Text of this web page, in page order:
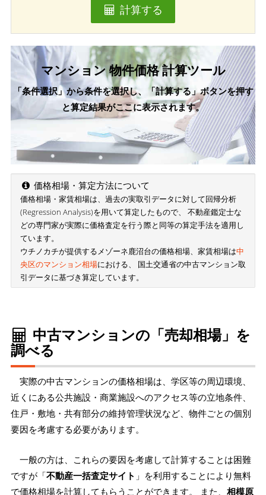
計算する
マンション 物件価格 計算ツール
「条件選択」から条件を選択し、「計算する」ボタンを押す
と算定結果がここに表示されます。
価格相場・算定方法について
価格相場・家賃相場は、過去の実取引データに対して回帰分析
(Regression Analysis)を用いて算定したもので、 不動産鑑定士な
どの専門家が実際に価格査定を行う際と同等の算定手法を適用し
ています。
ウチノカチが提供するメゾーネ鹿沼台の価格相場、家賃相場は中
央区のマンション相場における、 国土交通省の中古マンション取
引データに基づき算定しています。
中古マンションの「売却相場」を
調べる
実際の中古マンションの価格相場は、学区等の周辺環境、
近くにある公共施設・商業施設へのアクセス等の立地条件、
住戸・敷地・共有部分の維持管理状況など、物件ごとの個別
要因を考慮する必要があります。
一般の方は、これらの要因を考慮して計算することは困難
ですが「不動産一括査定サイト 」を利用することにより無料
で価格相場を計算してもらうことができます。 また、 相模原